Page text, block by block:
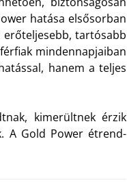
hatása elsősorban
erőteljesebb, tartósabb
mindennapjaiban
hanem a teljes
kimerültnek érzik
A Gold Power étrend-